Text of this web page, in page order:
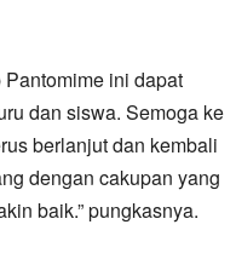
ini dapat
dan siswa. Semoga ke
berlanjut dan kembali
dengan cakupan yang
baik.” pungkasnya.